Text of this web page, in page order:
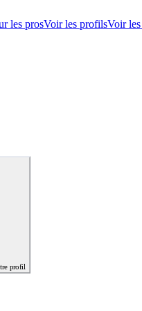
les prosVoir les profilsVoir
profil